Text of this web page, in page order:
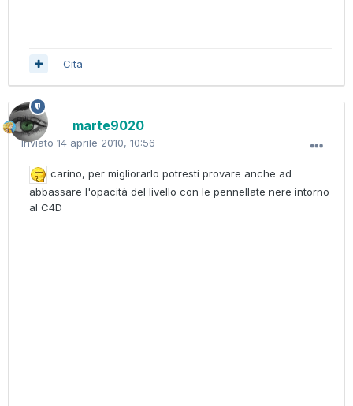
Cita
marte9020
Inviato 14 aprile 2010, 10:56
carino, per migliorarlo potresti provare anche ad
abbassare l'opacità del livello con le pennellate nere intorno
al C4D